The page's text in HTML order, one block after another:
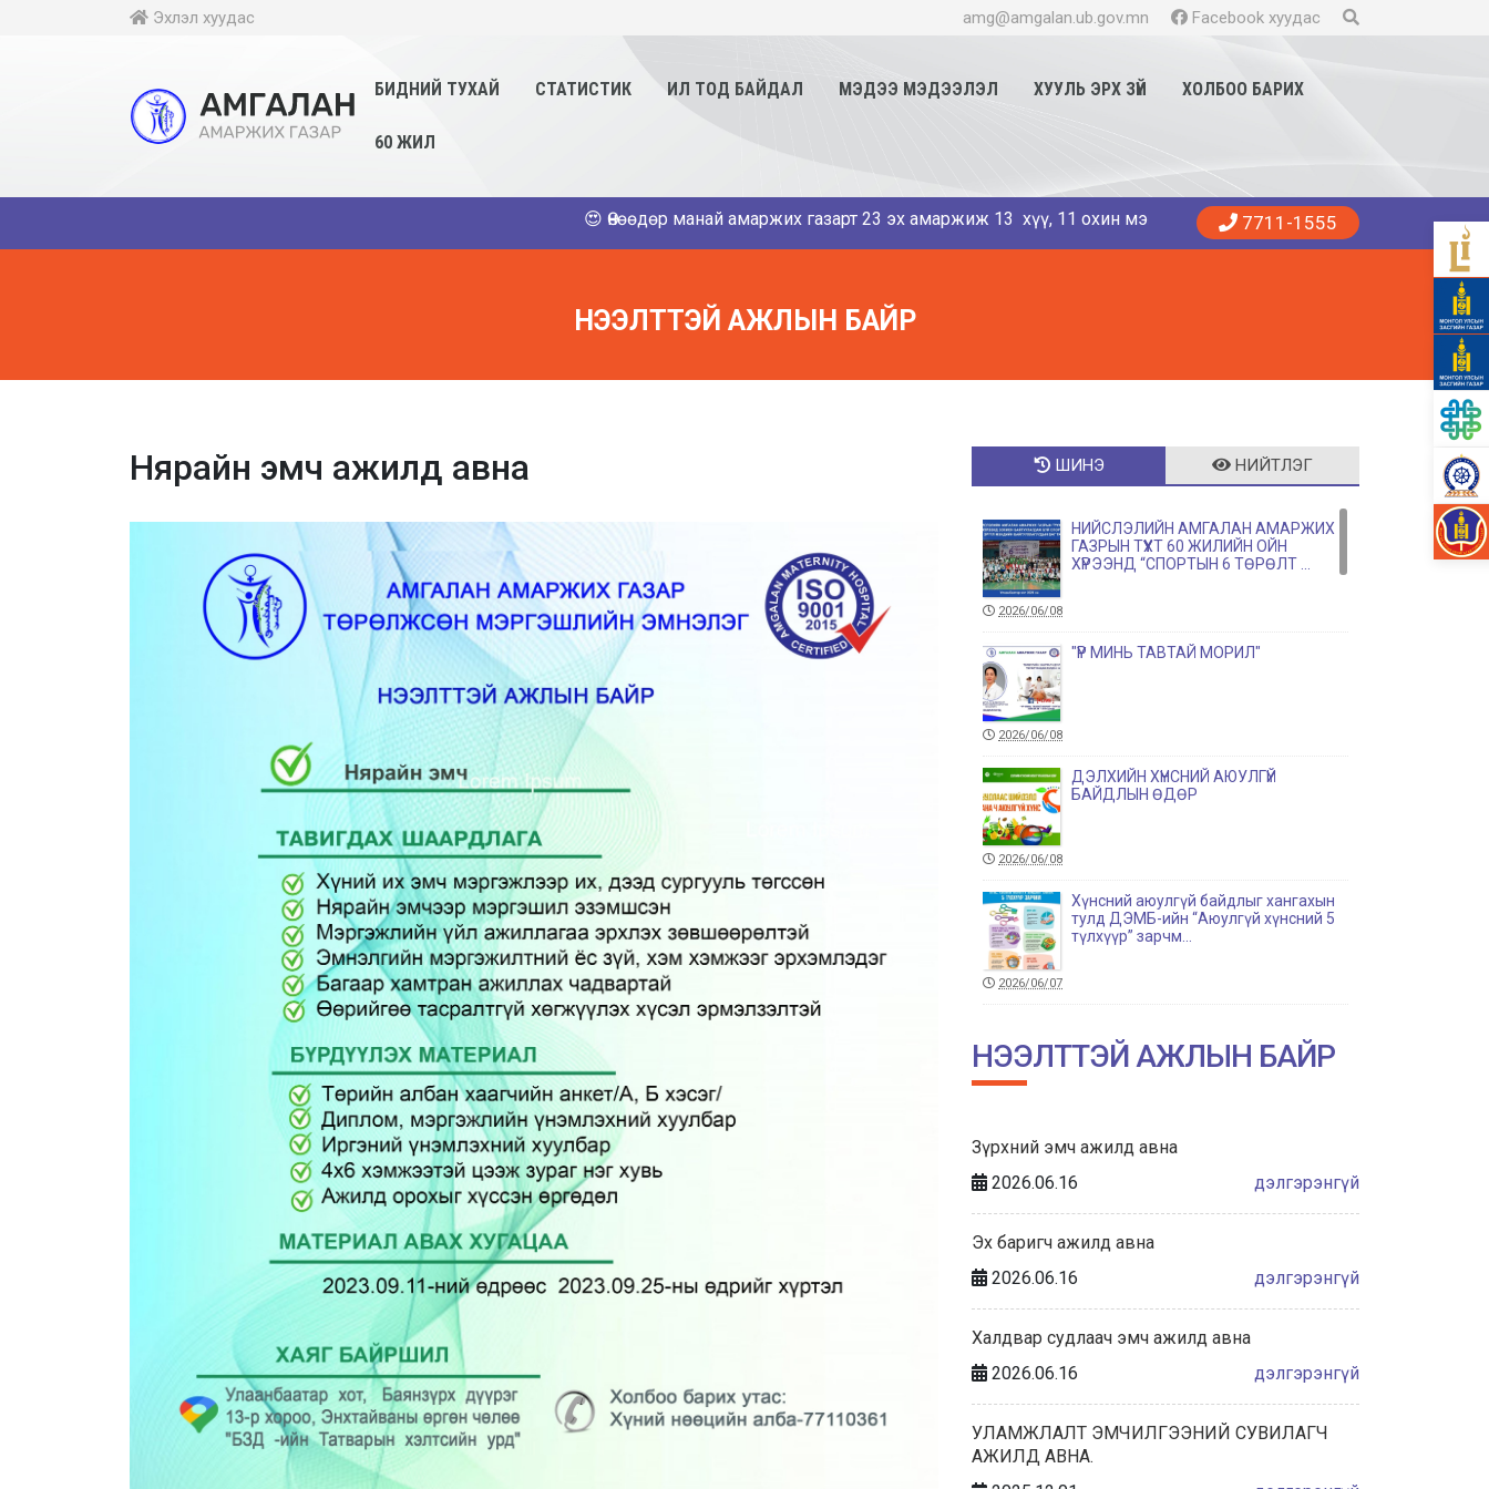
Эхлэл хуудас amg@amgalan.ub.gov.mn Facebook хуудас
БИДНИЙ ТУХАЙ СТАТИСТИК ИЛ ТОД БАЙДАЛ МЭДЭЭ МЭДЭЭЛЭЛ ХУУЛЬ ЭРХ ЗҮЙ ХОЛБОО БАРИХ
60 ЖИЛ
😍 Өнөөдөр манай амаржих газарт 23 эх амаржиж 13 хүү, 11 охин мэндэллээ. Танд эрүүл энхийг хүсье.
7711-1555
НЭЭЛТТЭЙ АЖЛЫН БАЙР
Нярайн эмч ажилд авна ШИНЭ НИЙТЛЭГ
НИЙСЛЭЛИЙН АМГАЛАН АМАРЖИХ
ГАЗРЫН ТҮҮХТ 60 ЖИЛИЙН ОЙН
ХҮРЭЭНД “СПОРТЫН 6 ТӨРӨЛТ ...
2026/06/08
"ҮР МИНЬ ТАВТАЙ МОРИЛ"
2026/06/08
ДЭЛХИЙН ХҮНСНИЙ АЮУЛГҮЙ
БАЙДЛЫН ӨДӨР
2026/06/08
Хүнсний аюулгүй байдлыг хангахын
тулд ДЭМБ-ийн “Аюулгүй хүнсний 5
түлхүүр” зарчм...
2026/06/07
ГАЗРЫН ТҮҮХТ 60 ЖИЛИЙН ОЙН
ХҮРЭЭНД ЗОХИОН БАЙГУУЛАГДА...
Халдвар сэргийлэлт хяналтын
2026/05/28
“ЭХИЙН СҮҮНИЙ НӨӨЦИЙН БАНКНЫ ҮЙЛ
АЖИЛЛАГААНЫ ЖУРАМ”-Д САНАЛ
АВАХ ХЭЛЭЛЦҮҮЛЭГТ ОР...
НЭЭЛТТЭЙ АЖЛЫН БАЙР
Зүрхний эмч ажилд авна
2026.06.16
дэлгэрэнгүй
Эх баригч ажилд авна
2026.06.16
дэлгэрэнгүй
Халдвар судлаач эмч ажилд авна
2026.06.16
дэлгэрэнгүй
УЛАМЖЛАЛТ ЭМЧИЛГЭЭНИЙ СУВИЛАГЧ
АЖИЛД АВНА.